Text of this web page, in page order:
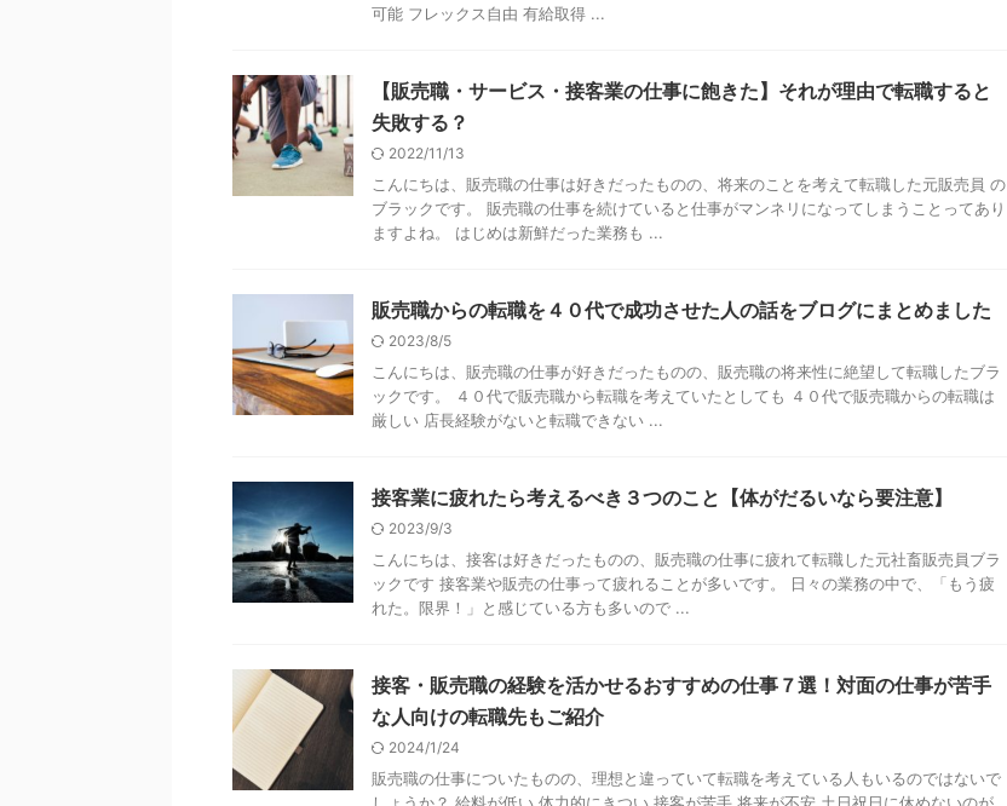
可能 フレックス自由 有給取得 ...
【販売職・サービス・接客業の仕事に飽きた】それが理由で転職すると
失敗する？
2022/11/13
こんにちは、販売職の仕事は好きだったものの、将来のことを考えて転職した元販売員 の
ブラックです。 販売職の仕事を続けていると仕事がマンネリになってしまうことってあり
ますよね。 はじめは新鮮だった業務も ...
販売職からの転職を４０代で成功させた人の話をブログにまとめました
2023/8/5
こんにちは、販売職の仕事が好きだったものの、販売職の将来性に絶望して転職したブラ
ックです。 ４０代で販売職から転職を考えていたとしても ４０代で販売職からの転職は
厳しい 店長経験がないと転職できない ...
接客業に疲れたら考えるべき３つのこと【体がだるいなら要注意】
2023/9/3
こんにちは、接客は好きだったものの、販売職の仕事に疲れて転職した元社畜販売員ブラ
ックです 接客業や販売の仕事って疲れることが多いです。 日々の業務の中で、「もう疲
れた。限界！」と感じている方も多いので ...
接客・販売職の経験を活かせるおすすめの仕事７選！対面の仕事が苦手
な人向けの転職先もご紹介
2024/1/24
販売職の仕事についたものの、理想と違っていて転職を考えている人もいるのではないで